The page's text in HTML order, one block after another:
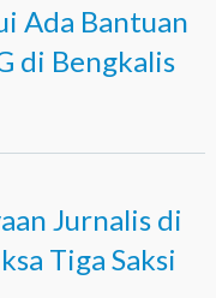
Ada Bantuan
di Bengkalis
Jurnalis di
Tiga Saksi